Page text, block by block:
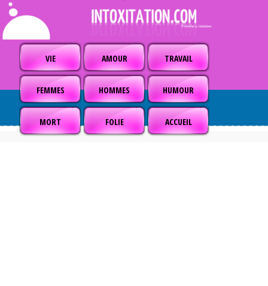
VIE AMOUR TRAVAIL
FEMMES HOMMES HUMOUR
MORT FOLIE ACCUEIL